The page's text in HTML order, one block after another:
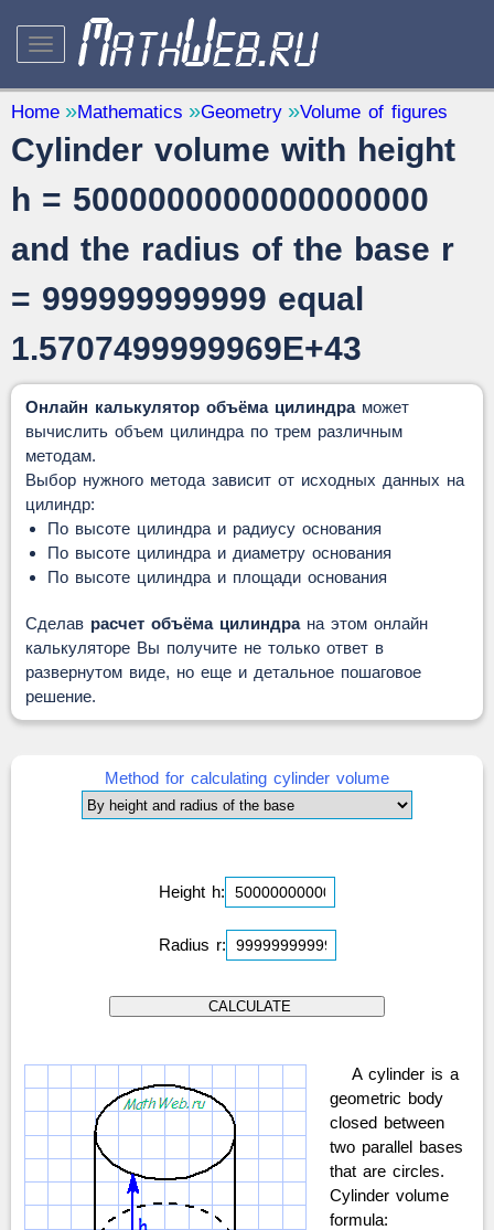
STUDY AND SCIENCE — 32
Mathematics — 31
QUANTITY CONVERTERS — 2
Home Mathematics Geometry Volume of figures
Cylinder volume with height
h = 5000000000000000000
and the radius of the base r
= 999999999999 equal
1.5707499999969E+43
Онлайн калькулятор объёма цилиндраможет
вычислить объем цилиндра по трем различным
методам.
Выбор нужного метода зависит от исходных данных на
цилиндр:
По высоте цилиндра и радиусу основания
По высоте цилиндра и диаметру основания
По высоте цилиндра и площади основания
Сделав расчет объёма цилиндрана этом онлайн
калькуляторе Вы получите не только ответ в
развернутом виде, но еще и детальное пошаговое
решение.
Method for calculating cylinder volume
Height h:
Radius r:
A cylinder is a
geometric body
closed between
two parallel bases
that are circles.
Cylinder volume
formula: